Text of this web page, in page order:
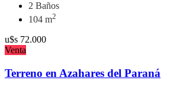
2 Baños
104 m2
u$s 72.000
Venta
Terreno en Azahares del Paraná